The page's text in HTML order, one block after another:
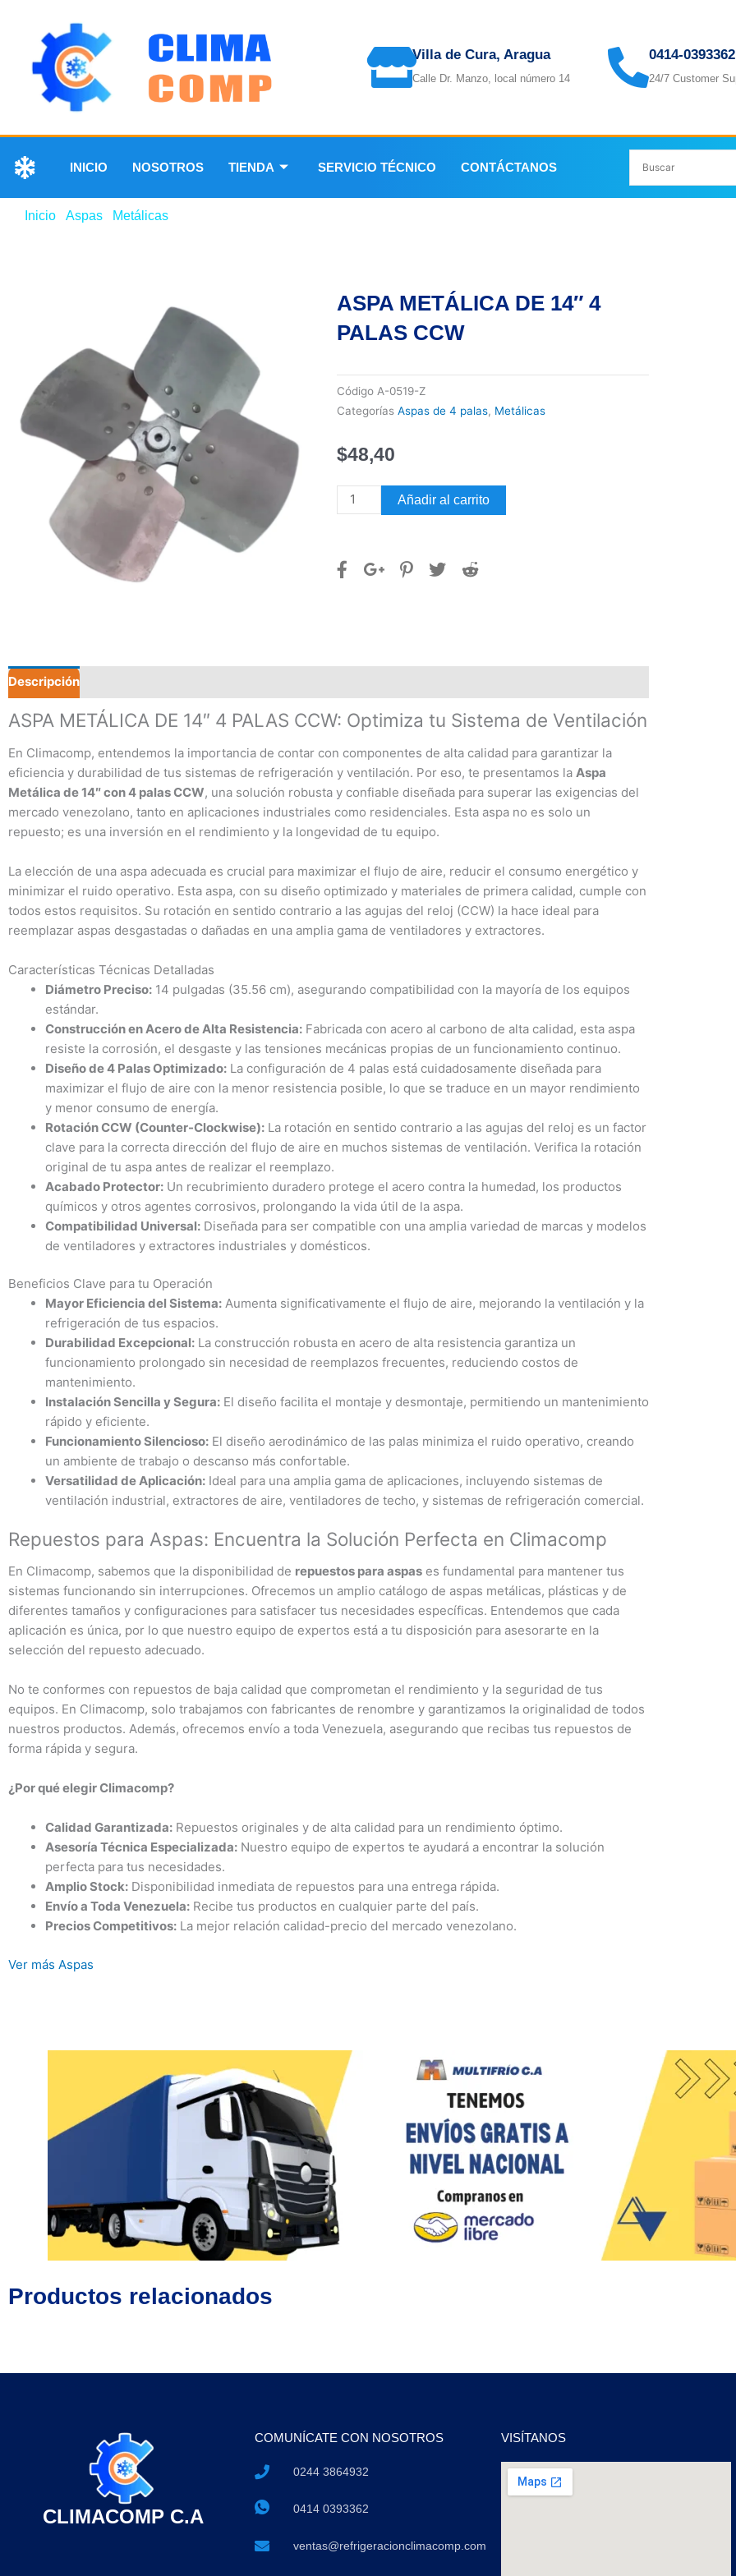
Villa de Cura, Aragua
Calle Dr. Manzo, local número 14
0414-0393362
24/7 Customer
INICIO NOSOTROS TIENDA SERVICIO TÉCNICO CONTÁCTANOS
Inicio Aspas Metálicas
ASPA METÁLICA DE 14″ 4
PALAS CCW
Código A-0519-Z
Categorías Aspas de 4 palas, Metálicas
$48,40
ASPA
METÁLICA
4
Añadir al carrito
Descripción
ASPA METÁLICA DE 14″ 4 PALAS CCW: Optimiza tu Sistema de Ventilación
En Climacomp, entendemos la importancia de contar con componentes de alta calidad para garantizar la
eficiencia y durabilidad de tus sistemas de refrigeración y ventilación. Por eso, te presentamos la Aspa
Metálica de 14″ con 4 palas CCW, una solución robusta y confiable diseñada para superar las exigencias del
mercado venezolano, tanto en aplicaciones industriales como residenciales. Esta aspa no es solo un
repuesto; es una inversión en el rendimiento y la longevidad de tu equipo.
La elección de una aspa adecuada es crucial para maximizar el flujo de aire, reducir el consumo energético y
minimizar el ruido operativo. Esta aspa, con su diseño optimizado y materiales de primera calidad, cumple con
todos estos requisitos. Su rotación en sentido contrario a las agujas del reloj (CCW) la hace ideal para
reemplazar aspas desgastadas o dañadas en una amplia gama de ventiladores y extractores.
Características Técnicas Detalladas
Diámetro Preciso: 14 pulgadas (35.56 cm), asegurando compatibilidad con la mayoría de los equipos
estándar.
Construcción en Acero de Alta Resistencia: Fabricada con acero al carbono de alta calidad, esta aspa
resiste la corrosión, el desgaste y las tensiones mecánicas propias de un funcionamiento continuo.
Diseño de 4 Palas Optimizado: La configuración de 4 palas está cuidadosamente diseñada para
maximizar el flujo de aire con la menor resistencia posible, lo que se traduce en un mayor rendimiento
y menor consumo de energía.
Rotación CCW (Counter-Clockwise): La rotación en sentido contrario a las agujas del reloj es un factor
clave para la correcta dirección del flujo de aire en muchos sistemas de ventilación. Verifica la rotación
original de tu aspa antes de realizar el reemplazo.
Acabado Protector: Un recubrimiento duradero protege el acero contra la humedad, los productos
químicos y otros agentes corrosivos, prolongando la vida útil de la aspa.
Compatibilidad Universal: Diseñada para ser compatible con una amplia variedad de marcas y modelos
de ventiladores y extractores industriales y domésticos.
Beneficios Clave para tu Operación
Mayor Eficiencia del Sistema: Aumenta significativamente el flujo de aire, mejorando la ventilación y la
refrigeración de tus espacios.
Durabilidad Excepcional: La construcción robusta en acero de alta resistencia garantiza un
funcionamiento prolongado sin necesidad de reemplazos frecuentes, reduciendo costos de
mantenimiento.
Instalación Sencilla y Segura: El diseño facilita el montaje y desmontaje, permitiendo un mantenimiento
rápido y eficiente.
Funcionamiento Silencioso: El diseño aerodinámico de las palas minimiza el ruido operativo, creando
un ambiente de trabajo o descanso más confortable.
Versatilidad de Aplicación: Ideal para una amplia gama de aplicaciones, incluyendo sistemas de
ventilación industrial, extractores de aire, ventiladores de techo, y sistemas de refrigeración comercial.
Repuestos para Aspas: Encuentra la Solución Perfecta en Climacomp
En Climacomp, sabemos que la disponibilidad de repuestos para aspas es fundamental para mantener tus
sistemas funcionando sin interrupciones. Ofrecemos un amplio catálogo de aspas metálicas, plásticas y de
diferentes tamaños y configuraciones para satisfacer tus necesidades específicas. Entendemos que cada
aplicación es única, por lo que nuestro equipo de expertos está a tu disposición para asesorarte en la
selección del repuesto adecuado.
No te conformes con repuestos de baja calidad que comprometan el rendimiento y la seguridad de tus
equipos. En Climacomp, solo trabajamos con fabricantes de renombre y garantizamos la originalidad de todos
nuestros productos. Además, ofrecemos envío a toda Venezuela, asegurando que recibas tus repuestos de
forma rápida y segura.
¿Por qué elegir Climacomp?
Calidad Garantizada: Repuestos originales y de alta calidad para un rendimiento óptimo.
Asesoría Técnica Especializada: Nuestro equipo de expertos te ayudará a encontrar la solución
perfecta para tus necesidades.
Amplio Stock: Disponibilidad inmediata de repuestos para una entrega rápida.
Envío a Toda Venezuela: Recibe tus productos en cualquier parte del país.
Precios Competitivos: La mejor relación calidad-precio del mercado venezolano.
Ver más Aspas
Productos relacionados
CLIMACOMP C.A
COMUNÍCATE CON NOSOTROS
0244 3864932
0414 0393362
ventas@refrigeracionclimacomp.com
VISÍTANOS